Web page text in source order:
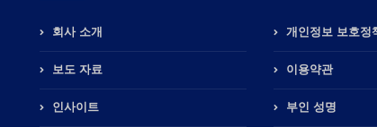
회사 소개
보도 자료
인사이트
개인정보 보호정
이용약관
부인 성명